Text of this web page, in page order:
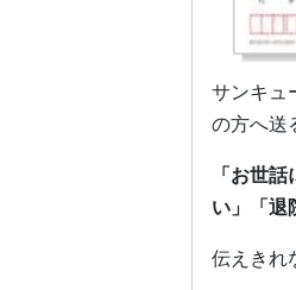
サンキュ
の方へ送
「お世
い」「退
伝えきれ